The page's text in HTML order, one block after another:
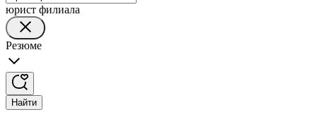
юрист филиала
Резюме
Найти